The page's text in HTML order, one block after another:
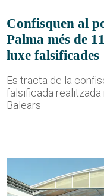
Confisquen al
Palma més de
luxe falsificades
Es tracta de la
falsificada realitzada
Balears